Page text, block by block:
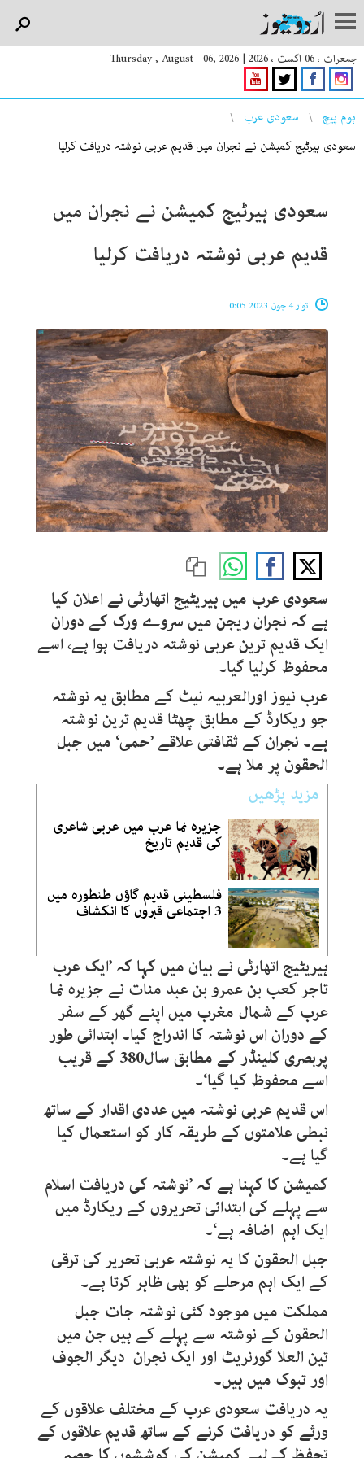
جمعرات ، 06 اگست ، 2026 |
Thursday , August 06, 2026
You are here
ہوم پیچ
سعودی عرب
سعودی ہیرٹیج کمیشن نے نجران میں قدیم عربی نوشتہ دریافت کرلیا
سعودی ہیرٹیج کمیشن نے نجران میں
قدیم عربی نوشتہ دریافت کرلیا
اتوار 4 جون 2023 0:05
سعودی عرب میں ہیریٹیج اتھارٹی نے اعلان کیا
ہے کہ نجران ریجن میں سروے ورک کے دوران
ایک قدیم ترین عربی نوشتہ دریافت ہوا ہے، اسے
محفوظ کرلیا گیا۔
عرب نیوز اورالعربیہ نیٹ کے مطابق یہ نوشتہ
جو ریکارڈ کے مطابق چھٹا قدیم ترین نوشتہ
ہے۔ نجران کے ثقافتی علاقے ’حمی‘ میں جبل
الحقون پر ملا ہے۔
مزید پڑھیں
جزیرہ نما عرب میں عربی شاعری
کی قدیم تاریخ
فلسطینی قدیم گاؤں طنطورہ میں
3 اجتماعی قبروں کا انکشاف
ہیریٹیج اتھارٹی نے بیان میں کہا کہ ’ایک عرب
تاجر کعب بن عمرو بن عبد منات نے جزیرہ نما
عرب کے شمال مغرب میں اپنے گھر کے سفر
کے دوران اس نوشتہ کا اندراج کیا۔ ابتدائی طور
پربصری کلینڈر کے مطابق سال380 کے قریب
اسے محفوظ کیا گیا‘۔
اس قدیم عربی نوشتہ میں عددی اقدار کے ساتھ
نبطی علامتوں کے طریقہ کار کو استعمال کیا
گیا ہے۔
کمیشن کا کہنا ہے کہ ’نوشتہ کی دریافت اسلام
سے پہلے کی ابتدائی تحریروں کے ریکارڈ میں
ایک اہم اضافہ ہے‘۔
جبل الحقون کا یہ نوشتہ عربی تحریر کی ترقی
کے ایک اہم مرحلے کو بھی ظاہر کرتا ہے۔
مملکت میں موجود کئی نوشتہ جات جبل
الحقون کے نوشتہ سے پہلے کے ہیں جن میں
تین العلا گورنریٹ اور ایک نجران دیگر الجوف
اور تبوک میں ہیں۔
یہ دریافت سعودی عرب کے مختلف علاقوں کے
ورثے کو دریافت کرنے کے ساتھ قدیم علاقوں کے